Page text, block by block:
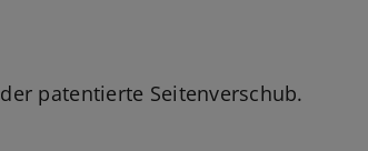
patentierte Seitenverschub.